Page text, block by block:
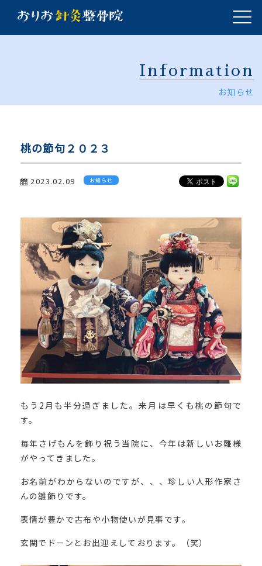
Information
お知らせ
桃の節句２０２３
2023.02.09 お知らせ
もう2月も半分過ぎました。来月は早くも桃の節句で
す。
毎年さげもんを飾り祝う当院に、今年は新しいお雛様
がやってきました。
お名前がわからないのですが、、、珍しい人形作家さ
んの雛飾りです。
表情が豊かで古布や小物使いが見事です。
玄関でドーンとお出迎えしております。（笑）